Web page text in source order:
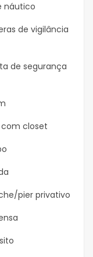
náutico
de vigilância
de segurança
closet
pier privativo